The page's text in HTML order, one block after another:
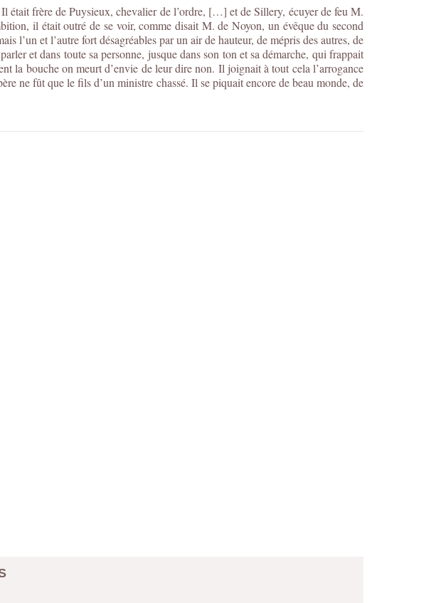
était frère de Puysieux, chevalier de l’ordre, […] et de Sillery, écuyer de feu M.
il était outré de se voir, comme disait M. de Noyon, un évêque du second
l’un et l’autre fort désagréables par un air de hauteur, de mépris des autres, de
et dans toute sa personne, jusque dans son ton et sa démarche, qui frappait
la bouche on meurt d’envie de leur dire non. Il joignait à tout cela l’arrogance
ne fût que le fils d’un ministre chassé. Il se piquait encore de beau monde, de